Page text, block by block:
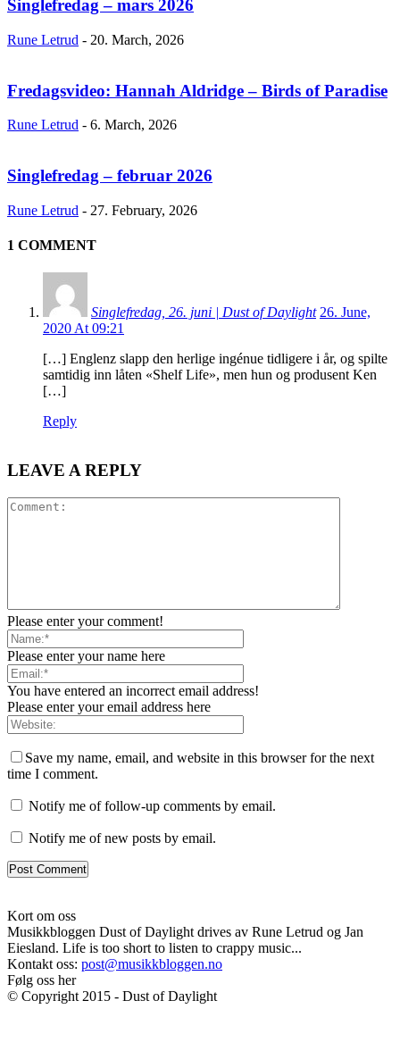
Singlefredag – mars 2026
Rune Letrud - 20. March, 2026
Fredagsvideo: Hannah Aldridge – Birds of Paradise
Rune Letrud - 6. March, 2026
Singlefredag – februar 2026
Rune Letrud - 27. February, 2026
1 COMMENT
Singlefredag, 26. juni | Dust of Daylight 26. June,
2020 At 09:21
[…] Englenz slapp den herlige ingénue tidligere i år, og spilte
samtidig inn låten «Shelf Life», men hun og produsent Ken
[…]
Reply
LEAVE A REPLY
Please enter your comment!
Please enter your name here
You have entered an incorrect email address!
Please enter your email address here
Save my name, email, and website in this browser for the next
time I comment.
Notify me of follow-up comments by email.
Notify me of new posts by email.
Kort om oss
Musikkbloggen Dust of Daylight drives av Rune Letrud og Jan
Eiesland. Life is too short to listen to crappy music...
Kontakt oss: post@musikkbloggen.no
Følg oss her
© Copyright 2015 - Dust of Daylight